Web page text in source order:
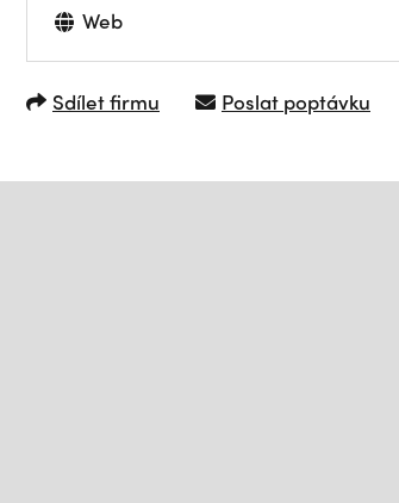
Web
Sdílet firmu Poslat poptávku